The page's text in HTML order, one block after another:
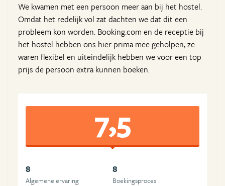
We kwamen met een persoon meer aan bij het hostel.
Omdat het redelijk vol zat dachten we dat dit een
probleem kon worden. Booking.com en de receptie bij
het hostel hebben ons hier prima mee geholpen, ze
waren flexibel en uiteindelijk hebben we voor een top
prijs de persoon extra kunnen boeken.
7,5
8
Algemene ervaring
8
Boekingsproces